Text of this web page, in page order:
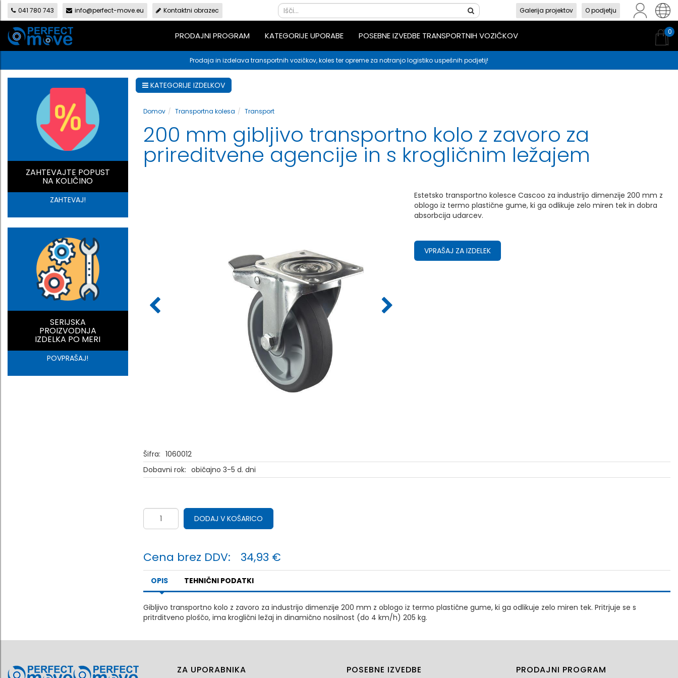
en
041 780 743 info@perfect-move.eu Kontaktni obrazec Galerija projektov O podjetju
PRODAJNI PROGRAM KATEGORIJE UPORABE POSEBNE IZVEDBE TRANSPORTNIH VOZIČKOV 0
Prodaja in izdelava transportnih vozičkov, koles ter opreme za notranjo logistiko uspešnih podjetij!
ZAHTEVAJTE POPUST
NA KOLIČINO
ZAHTEVAJ!
SERIJSKA
PROIZVODNJA
IZDELKA PO MERI
POVPRAŠAJ!
KATEGORIJE IZDELKOV
Domov Transportna kolesa Transport
200 mm gibljivo transportno kolo z zavoro za
prireditvene agencije in s krogličnim ležajem
Estetsko transportno kolesce Cascoo za industrijo dimenzije 200 mm z
oblogo iz termo plastične gume, ki ga odlikuje zelo miren tek in dobra
absorbcija udarcev.
VPRAŠAJ ZA IZDELEK
Šifra: 1060012
Dobavni rok: običajno 3-5 d. dni
DODAJ V KOŠARICO
Cena brez DDV: 34,93 €
OPIS TEHNIČNI PODATKI
Gibljivo transportno kolo z zavoro za industrijo dimenzije 200 mm z oblogo iz termo plastične gume, ki ga odlikuje zelo miren tek. Pritrjuje se s
pritrditveno ploščo, ima kroglični ležaj in dinamično nosilnost (do 4 km/h) 205 kg.
ZA UPORABNIKA POSEBNE IZVEDBE PRODAJNI PROGRAM